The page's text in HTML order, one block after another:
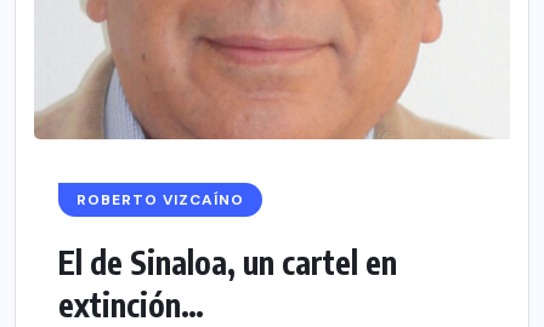
ROBERTO VIZCAÍNO
El de Sinaloa, un cartel en
extinción…